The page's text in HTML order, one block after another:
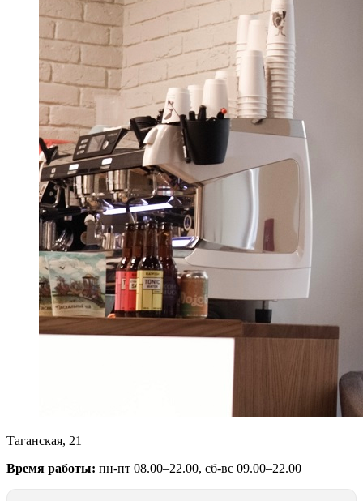
Таганская, 21
Время работы: пн-пт 08.00–22.00, сб-вс 09.00–22.00